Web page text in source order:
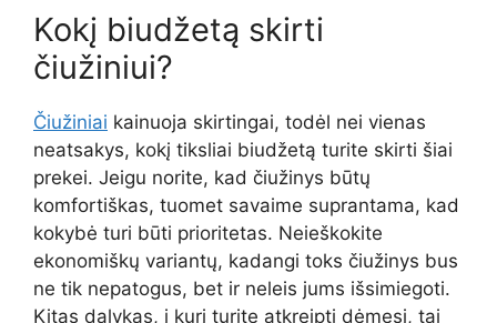
Kokį biudžetą skirti
čiužiniui?
Čiužiniai kainuoja skirtingai, todėl nei vienas
neatsakys, kokį tiksliai biudžetą turite skirti šiai
prekei. Jeigu norite, kad čiužinys būtų
komfortiškas, tuomet savaime suprantama, kad
kokybė turi būti prioritetas. Neieškokite
ekonomiškų variantų, kadangi toks čiužinys bus
ne tik nepatogus, bet ir neleis jums išsimiegoti.
Kitas dalykas, į kurį turite atkreipti dėmesį, tai